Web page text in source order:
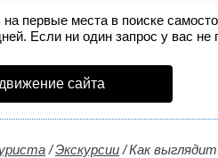
первые места в поиске
Если ни один запрос у вас не
сайта
/Экскурсии /Как выглядит